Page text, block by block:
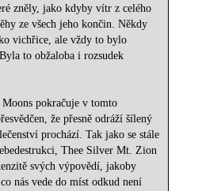
zněly, jako kdyby vítr z celého
ze všech jeho končin. Někdy
vichřice, ale vždy to bylo
to obžaloba i rozsudek
pokračuje v tomto
že přesně odráží šílený
prochází. Tak jako se stále
Thee Silver Mt. Zion
svých výpovědí, jakoby
nás vede do míst odkud není